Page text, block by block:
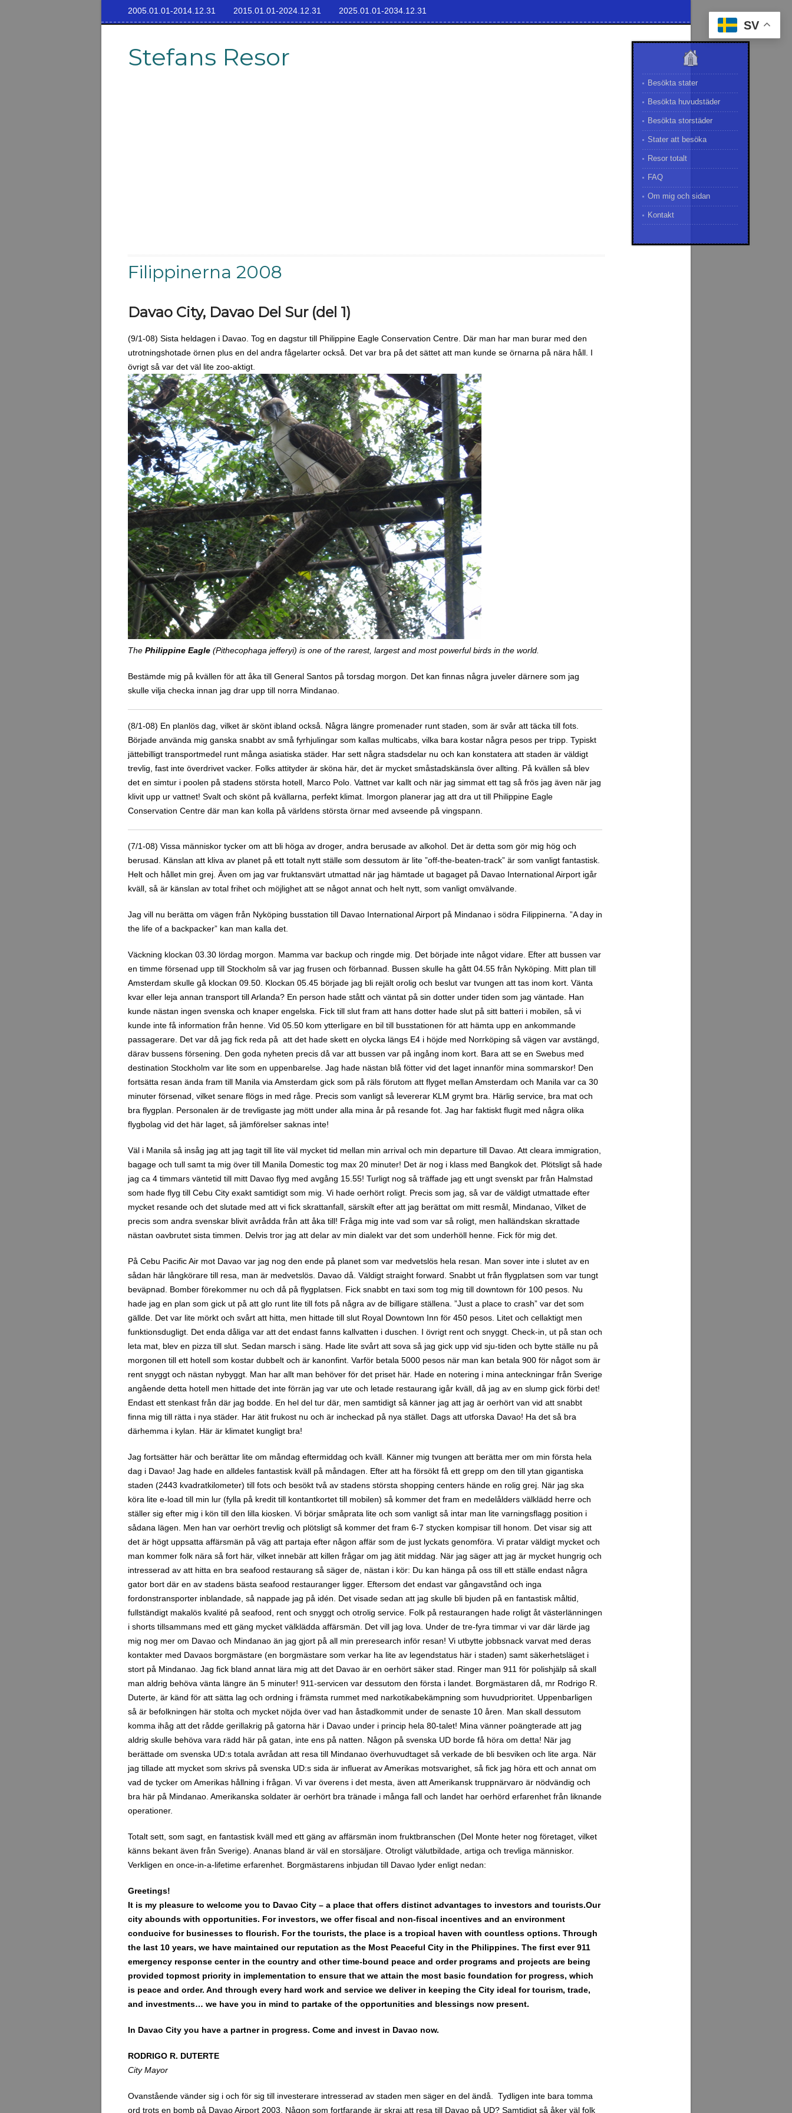
2005.01.01-2014.12.31 2015.01.01-2024.12.31 2025.01.01-2034.12.31
Stefans Resor
Besökta stater
Besökta huvudstäder
Besökta storstäder
Stater att besöka
Resor totalt
FAQ
Om mig och sidan
Kontakt
Filippinerna 2008
Davao City, Davao Del Sur (del 1)
(9/1-08) Sista heldagen i Davao. Tog en dagstur till Philippine Eagle Conservation Centre. Där man har man burar med den
utrotningshotade örnen plus en del andra fågelarter också. Det var bra på det sättet att man kunde se örnarna på nära håll. I
övrigt så var det väl lite zoo-aktigt.
The Philippine Eagle (Pithecophaga jefferyi) is one of the rarest, largest and most powerful birds in the world.
Bestämde mig på kvällen för att åka till General Santos på torsdag morgon. Det kan finnas några juveler därnere som jag
skulle vilja checka innan jag drar upp till norra Mindanao.
(8/1-08) En planlös dag, vilket är skönt ibland också. Några längre promenader runt staden, som är svår att täcka till fots.
Började använda mig ganska snabbt av små fyrhjulingar som kallas multicabs, vilka bara kostar några pesos per tripp. Typiskt
jättebilligt transportmedel runt många asiatiska städer. Har sett några stadsdelar nu och kan konstatera att staden är väldigt
trevlig, fast inte överdrivet vacker. Folks attityder är sköna här, det är mycket småstadskänsla över allting. På kvällen så blev
det en simtur i poolen på stadens största hotell, Marco Polo. Vattnet var kallt och när jag simmat ett tag så frös jag även när jag
klivit upp ur vattnet! Svalt och skönt på kvällarna, perfekt klimat. Imorgon planerar jag att dra ut till Philippine Eagle
Conservation Centre där man kan kolla på världens största örnar med avseende på vingspann.
(7/1-08) Vissa människor tycker om att bli höga av droger, andra berusade av alkohol. Det är detta som gör mig hög och
berusad. Känslan att kliva av planet på ett totalt nytt ställe som dessutom är lite ”off-the-beaten-track” är som vanligt fantastisk.
Helt och hållet min grej. Även om jag var fruktansvärt utmattad när jag hämtade ut bagaget på Davao International Airport igår
kväll, så är känslan av total frihet och möjlighet att se något annat och helt nytt, som vanligt omvälvande.
Jag vill nu berätta om vägen från Nyköping busstation till Davao International Airport på Mindanao i södra Filippinerna. ”A day in
the life of a backpacker” kan man kalla det.
Väckning klockan 03.30 lördag morgon. Mamma var backup och ringde mig. Det började inte något vidare. Efter att bussen var
en timme försenad upp till Stockholm så var jag frusen och förbannad. Bussen skulle ha gått 04.55 från Nyköping. Mitt plan till
Amsterdam skulle gå klockan 09.50. Klockan 05.45 började jag bli rejält orolig och beslut var tvungen att tas inom kort. Vänta
kvar eller leja annan transport till Arlanda? En person hade stått och väntat på sin dotter under tiden som jag väntade. Han
kunde nästan ingen svenska och knaper engelska. Fick till slut fram att hans dotter hade slut på sitt batteri i mobilen, så vi
kunde inte få information från henne. Vid 05.50 kom ytterligare en bil till busstationen för att hämta upp en ankommande
passagerare. Det var då jag fick reda på att det hade skett en olycka längs E4 i höjde med Norrköping så vägen var avstängd,
därav bussens försening. Den goda nyheten precis då var att bussen var på ingång inom kort. Bara att se en Swebus med
destination Stockholm var lite som en uppenbarelse. Jag hade nästan blå fötter vid det laget innanför mina sommarskor! Den
fortsätta resan ända fram till Manila via Amsterdam gick som på räls förutom att flyget mellan Amsterdam och Manila var ca 30
minuter försenad, vilket senare flögs in med råge. Precis som vanligt så levererar KLM grymt bra. Härlig service, bra mat och
bra flygplan. Personalen är de trevligaste jag mött under alla mina år på resande fot. Jag har faktiskt flugit med några olika
flygbolag vid det här laget, så jämförelser saknas inte!
Väl i Manila så insåg jag att jag tagit till lite väl mycket tid mellan min arrival och min departure till Davao. Att cleara immigration,
bagage och tull samt ta mig över till Manila Domestic tog max 20 minuter! Det är nog i klass med Bangkok det. Plötsligt så hade
jag ca 4 timmars väntetid till mitt Davao flyg med avgång 15.55! Turligt nog så träffade jag ett ungt svenskt par från Halmstad
som hade flyg till Cebu City exakt samtidigt som mig. Vi hade oerhört roligt. Precis som jag, så var de väldigt utmattade efter
mycket resande och det slutade med att vi fick skrattanfall, särskilt efter att jag berättat om mitt resmål, Mindanao, Vilket de
precis som andra svenskar blivit avrådda från att åka till! Fråga mig inte vad som var så roligt, men halländskan skrattade
nästan oavbrutet sista timmen. Delvis tror jag att delar av min dialekt var det som underhöll henne. Fick för mig det.
På Cebu Pacific Air mot Davao var jag nog den ende på planet som var medvetslös hela resan. Man sover inte i slutet av en
sådan här långkörare till resa, man är medvetslös. Davao då. Väldigt straight forward. Snabbt ut från flygplatsen som var tungt
beväpnad. Bomber förekommer nu och då på flygplatsen. Fick snabbt en taxi som tog mig till downtown för 100 pesos. Nu
hade jag en plan som gick ut på att glo runt lite till fots på några av de billigare ställena. ”Just a place to crash” var det som
gällde. Det var lite mörkt och svårt att hitta, men hittade till slut Royal Downtown Inn för 450 pesos. Litet och cellaktigt men
funktionsdugligt. Det enda dåliga var att det endast fanns kallvatten i duschen. I övrigt rent och snyggt. Check-in, ut på stan och
leta mat, blev en pizza till slut. Sedan marsch i säng. Hade lite svårt att sova så jag gick upp vid sju-tiden och bytte ställe nu på
morgonen till ett hotell som kostar dubbelt och är kanonfint. Varför betala 5000 pesos när man kan betala 900 för något som är
rent snyggt och nästan nybyggt. Man har allt man behöver för det priset här. Hade en notering i mina anteckningar från Sverige
angående detta hotell men hittade det inte förrän jag var ute och letade restaurang igår kväll, då jag av en slump gick förbi det!
Endast ett stenkast från där jag bodde. En hel del tur där, men samtidigt så känner jag att jag är oerhört van vid att snabbt
finna mig till rätta i nya städer. Har ätit frukost nu och är incheckad på nya stället. Dags att utforska Davao! Ha det så bra
därhemma i kylan. Här är klimatet kungligt bra!
Jag fortsätter här och berättar lite om måndag eftermiddag och kväll. Känner mig tvungen att berätta mer om min första hela
dag i Davao! Jag hade en alldeles fantastisk kväll på måndagen. Efter att ha försökt få ett grepp om den till ytan gigantiska
staden (2443 kvadratkilometer) till fots och besökt två av stadens största shopping centers hände en rolig grej. När jag ska
köra lite e-load till min lur (fylla på kredit till kontantkortet till mobilen) så kommer det fram en medelålders välklädd herre och
ställer sig efter mig i kön till den lilla kiosken. Vi börjar småprata lite och som vanligt så intar man lite varningsflagg position i
sådana lägen. Men han var oerhört trevlig och plötsligt så kommer det fram 6-7 stycken kompisar till honom. Det visar sig att
det är högt uppsatta affärsmän på väg att partaja efter någon affär som de just lyckats genomföra. Vi pratar väldigt mycket och
man kommer folk nära så fort här, vilket innebär att killen frågar om jag ätit middag. När jag säger att jag är mycket hungrig och
intresserad av att hitta en bra seafood restaurang så säger de, nästan i kör: Du kan hänga på oss till ett ställe endast några
gator bort där en av stadens bästa seafood restauranger ligger. Eftersom det endast var gångavstånd och inga
fordonstransporter inblandade, så nappade jag på idén. Det visade sedan att jag skulle bli bjuden på en fantastisk måltid,
fullständigt makalös kvalité på seafood, rent och snyggt och otrolig service. Folk på restaurangen hade roligt åt västerlänningen
i shorts tillsammans med ett gäng mycket välklädda affärsmän. Det vill jag lova. Under de tre-fyra timmar vi var där lärde jag
mig nog mer om Davao och Mindanao än jag gjort på all min preresearch inför resan! Vi utbytte jobbsnack varvat med deras
kontakter med Davaos borgmästare (en borgmästare som verkar ha lite av legendstatus här i staden) samt säkerhetsläget i
stort på Mindanao. Jag fick bland annat lära mig att det Davao är en oerhört säker stad. Ringer man 911 för polishjälp så skall
man aldrig behöva vänta längre än 5 minuter! 911-servicen var dessutom den första i landet. Borgmästaren då, mr Rodrigo R.
Duterte, är känd för att sätta lag och ordning i främsta rummet med narkotikabekämpning som huvudprioritet. Uppenbarligen
så är befolkningen här stolta och mycket nöjda över vad han åstadkommit under de senaste 10 åren. Man skall dessutom
komma ihåg att det rådde gerillakrig på gatorna här i Davao under i princip hela 80-talet! Mina vänner poängterade att jag
aldrig skulle behöva vara rädd här på gatan, inte ens på natten. Någon på svenska UD borde få höra om detta! När jag
berättade om svenska UD:s totala avrådan att resa till Mindanao överhuvudtaget så verkade de bli besviken och lite arga. När
jag tillade att mycket som skrivs på svenska UD:s sida är influerat av Amerikas motsvarighet, så fick jag höra ett och annat om
vad de tycker om Amerikas hållning i frågan. Vi var överens i det mesta, även att Amerikansk truppnärvaro är nödvändig och
bra här på Mindanao. Amerikanska soldater är oerhört bra tränade i många fall och landet har oerhörd erfarenhet från liknande
operationer.
Totalt sett, som sagt, en fantastisk kväll med ett gäng av affärsmän inom fruktbranschen (Del Monte heter nog företaget, vilket
känns bekant även från Sverige). Ananas bland är väl en storsäljare. Otroligt välutbildade, artiga och trevliga människor.
Verkligen en once-in-a-lifetime erfarenhet. Borgmästarens inbjudan till Davao lyder enligt nedan:
Greetings!
It is my pleasure to welcome you to Davao City – a place that offers distinct advantages to investors and tourists.Our
city abounds with opportunities. For investors, we offer fiscal and non-fiscal incentives and an environment
conducive for businesses to flourish. For the tourists, the place is a tropical haven with countless options. Through
the last 10 years, we have maintained our reputation as the Most Peaceful City in the Philippines. The first ever 911
emergency response center in the country and other time-bound peace and order programs and projects are being
provided topmost priority in implementation to ensure that we attain the most basic foundation for progress, which
is peace and order. And through every hard work and service we deliver in keeping the City ideal for tourism, trade,
and investments… we have you in mind to partake of the opportunities and blessings now present.
In Davao City you have a partner in progress. Come and invest in Davao now.
RODRIGO R. DUTERTE
City Mayor
Ovanstående vänder sig i och för sig till investerare intresserad av staden men säger en del ändå. Tydligen inte bara tomma
ord trots en bomb på Davao Airport 2003. Någon som fortfarande är skraj att resa till Davao på UD? Samtidigt så åker väl folk
SV